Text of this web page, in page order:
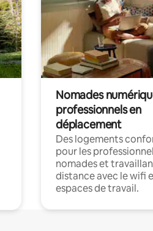
Nomades
professionnels en
déplacement
Des logements
pour les
nomades et
distance avec le wifi
espaces de travail.